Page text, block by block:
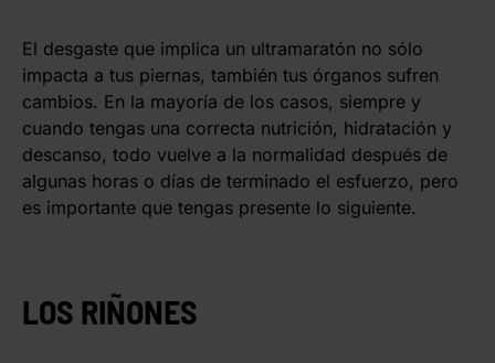
El desgaste que implica un ultramaratón no sólo
impacta a tus piernas, también tus órganos sufren
cambios. En la mayoría de los casos, siempre y
cuando tengas una correcta nutrición, hidratación y
descanso, todo vuelve a la normalidad después de
algunas horas o días de terminado el esfuerzo, pero
es importante que tengas presente lo siguiente.
LOS RIÑONES